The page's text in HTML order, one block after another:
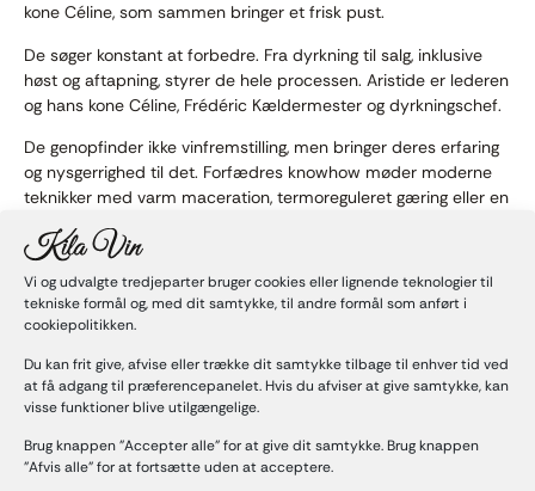
Vi og udvalgte tredjeparter bruger cookies eller lignende teknologier til
tekniske formål og, med dit samtykke, til andre formål som anført i
cookiepolitikken.
Du kan frit give, afvise eller trække dit samtykke tilbage til enhver tid ved
at få adgang til præferencepanelet. Hvis du afviser at give samtykke, kan
visse funktioner blive utilgængelige.
Brug knappen "Accepter alle" for at give dit samtykke. Brug knappen
"Afvis alle" for at fortsætte uden at acceptere.
kone Céline, som sammen bringer et frisk pust.
De søger konstant at forbedre. Fra dyrkning til salg, inklusive
høst og aftapning, styrer de hele processen. Aristide er lederen
og hans kone Céline, Frédéric Kældermester og dyrkningschef.
De genopfinder ikke vinfremstilling, men bringer deres erfaring
og nysgerrighed til det. Forfædres knowhow møder moderne
teknikker med varm maceration, termoreguleret gæring eller en
aromaer. Deres årgange af rødvine, hvidvine og rosévine er
produceret ved gæring af indfødte druesorter og forfædres
druesorter som Braucol (eller Fer Servadou), Duras, Loin de l’œil
(Len-de-lel), Mauzac, Syrah eller endda Sauvignon.
Deres arbejde belønnes med appellationer, en garanti for lokal
produktion med beherskelse af knowhow og terroirs: AOP
Gaillac, AOP Gaillac Premières Côtes, IGP Côtes du Tarn, IGP
Comte Tolosan og Vin de France. Siden marts 2021 og 2020-
årgangene er de blevet mærket HVE niveau 3 (High